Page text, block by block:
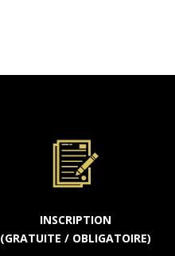
INSCRIPTION
(GRATUITE / OBLIGATOIRE)